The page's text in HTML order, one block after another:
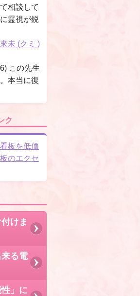
相談して
霊視が鋭
未 (クミ )
この先生
本当に復
ク
板を低価
のエクセ
けま
る電
性」に